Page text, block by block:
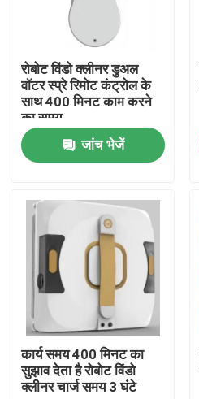
हमारे बारे में
कारखाना भ्रमण
एक उद्धरण का अनुरोध करें
रोबोट वैक्यूम क्लीनर
रोबोट विंडो क्लीनर
रोबोट विंडो क्लीनर डुअल
वॉटर स्प्रे रिमोट कंट्रोल के
साथ 400 मिनट काम करने
का समय
जांच भेजें
कार्य समय 400 मिनट का
सुझाव देता है रोबोट विंडो
क्लीनर चार्ज समय 3 घंटे